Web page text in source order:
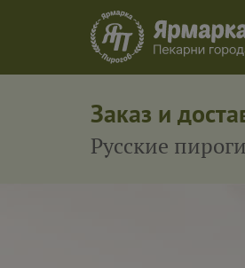
Заказ и
Русские